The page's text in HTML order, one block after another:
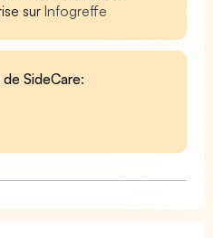
surInfogreffe
SideCare: